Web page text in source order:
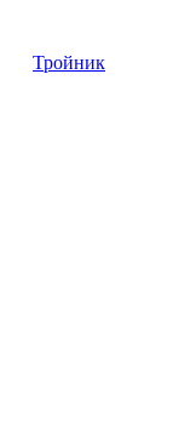
Тройник